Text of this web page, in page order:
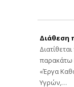
Διάθεση
παρακάτω
«Έργα
Υγρών,…